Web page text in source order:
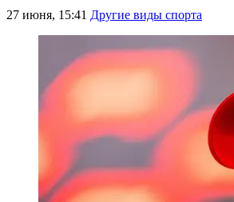
27 июня, 15:41 Другие виды спорта